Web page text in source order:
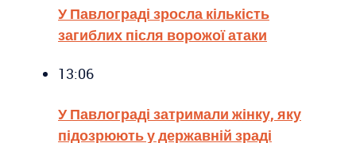
У Павлограді зросла кількість
загиблих після ворожої атаки
13:06
У Павлограді затримали жінку, яку
підозрюють у державній зраді